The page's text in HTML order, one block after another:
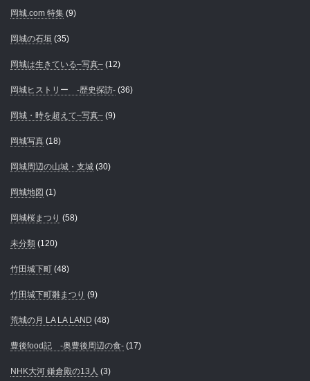
岡城.com 特集 (9)
岡城の石垣 (35)
岡城は生きている–写真– (12)
岡城ヒストリー -歴史探訪- (36)
岡城・時を超えて–写真– (9)
岡城写真 (18)
岡城周辺の山城・支城 (30)
岡城地図 (1)
岡城桜まつり (58)
未分類 (120)
竹田城下町 (48)
竹田城下町雛まつり (9)
荒城の月 LA LA LAND (48)
豊後food記 -奥豊後周辺の食- (17)
NHK大河 鎌倉殿の13人 (3)